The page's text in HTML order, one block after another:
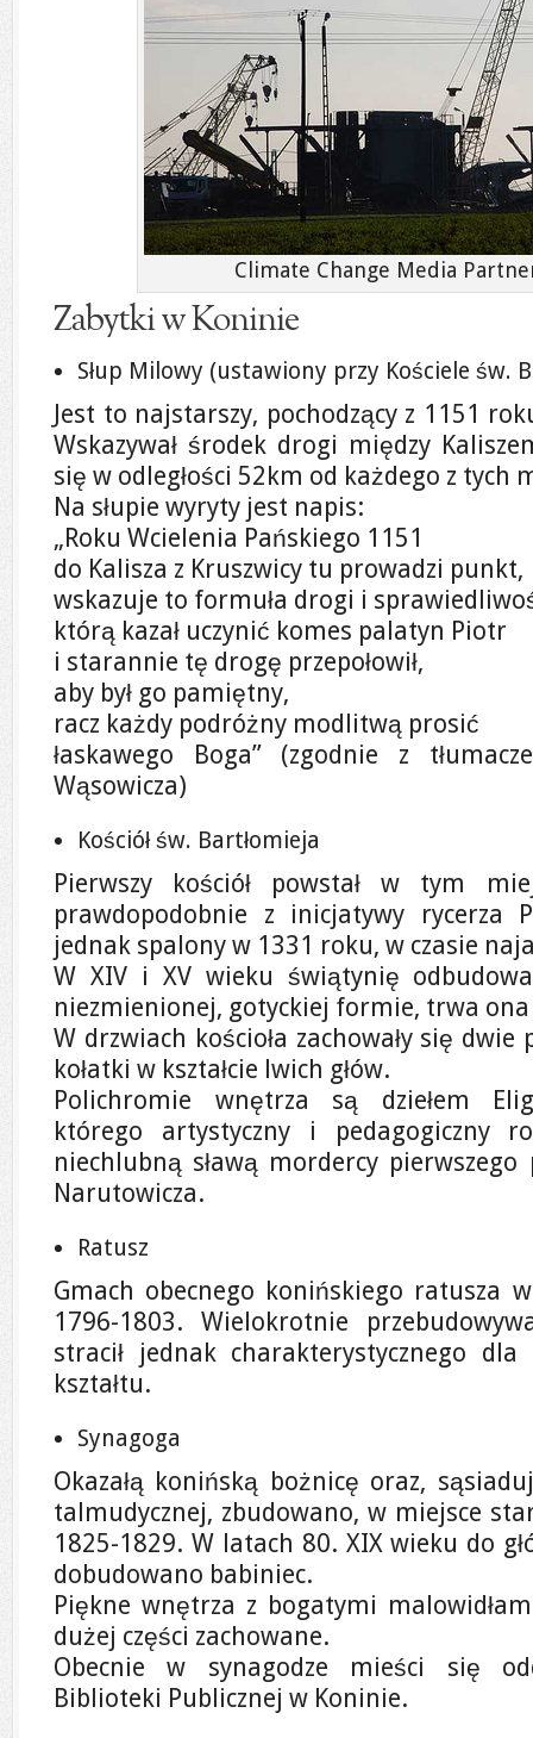
Climate Change Media
Zabytki w Koninie
Słup Milowy (ustawiony przy Kościele św.
Jest to najstarszy, pochodzący z 1151
Wskazywał środek drogi między
się w odległości 52km od każdego z tych
Na słupie wyryty jest napis:
„Roku Wcielenia Pańskiego 1151
do Kalisza z Kruszwicy tu prowadzi punkt,
wskazuje to formuła drogi i
którą kazał uczynić komes palatyn Piotr
i starannie tę drogę przepołowił,
aby był go pamiętny,
racz każdy podróżny modlitwą prosić
łaskawego Boga” (zgodnie z
Wąsowicza)
Kościół św. Bartłomieja
Pierwszy kościół powstał w tym
prawdopodobnie z inicjatywy rycerza
jednak spalony w 1331 roku, w czasie
W XIV i XV wieku świątynię
niezmienionej, gotyckiej formie, trwa
W drzwiach kościoła zachowały się
kołatki w kształcie lwich głów.
Polichromie wnętrza są dziełem
którego artystyczny i pedagogiczny
niechlubną sławą mordercy pierwszego
Narutowicza.
Ratusz
Gmach obecnego konińskiego ratusza
1796-1803. Wielokrotnie
stracił jednak charakterystycznego
kształtu.
Synagoga
Okazałą konińską bożnicę oraz,
talmudycznej, zbudowano, w miejsce
1825-1829. W latach 80. XIX wieku do
dobudowano babiniec.
Piękne wnętrza z bogatymi
dużej części zachowane.
Obecnie w synagodze mieści się
Biblioteki Publicznej w Koninie.